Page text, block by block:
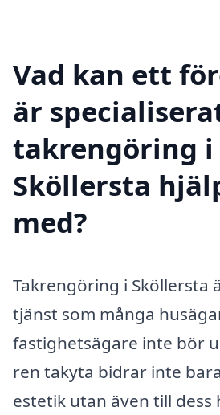
Vad kan ett
är
takrengöring i
Sköllersta
med?
Takrengöring i Sköllersta
tjänst som många
fastighetsägare inte bör
ren takyta bidrar inte
estetik utan även till dess